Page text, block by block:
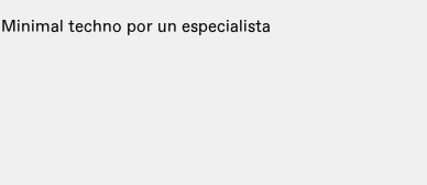
Minimal techno por un especialista